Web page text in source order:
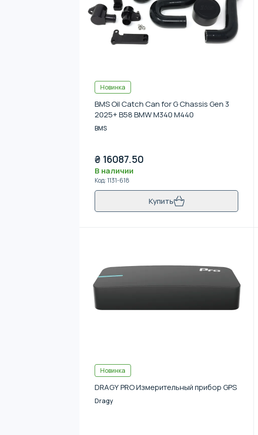
Новинка
BMS Oil Catch Can for G Chassis Gen 3
2025+ B58 BMW M340 M440
BMS
₴ 16087.50
В наличии
Код:1131-618
Купить
Новинка
DRAGY PRO Измерительный прибор GPS
Dragy